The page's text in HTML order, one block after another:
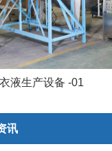
液生产设备 -01
讯